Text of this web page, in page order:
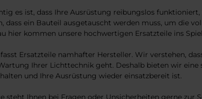
es ist, dass Ihre Ausrüstung reibungslos
dass ein Bauteil ausgetauscht werden muss, um die
hier kommen unsere hochwertigen Ersatzteile ins
Ersatzteile namhafter Hersteller. Wir verstehen,
Ihrer Lichttechnik geht. Deshalb bieten wir
und Ihre Ausrüstung wieder einsatzbereit ist.
steht Ihnen bei Fragen oder Unsicherheiten gerne zur